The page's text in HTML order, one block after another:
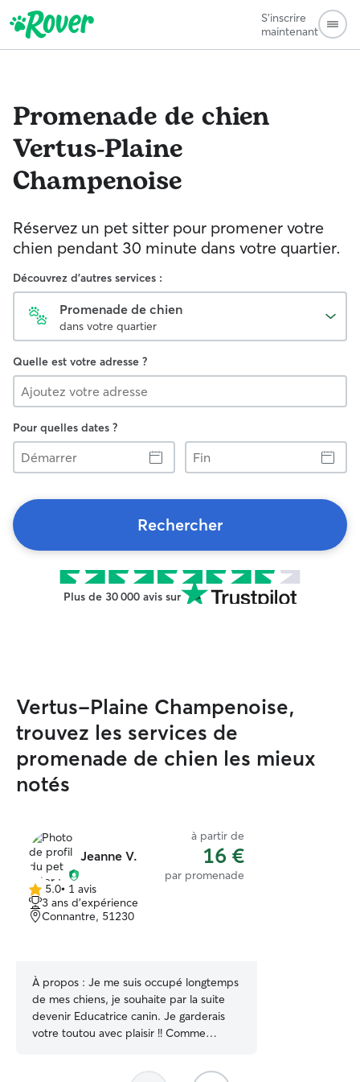
S'inscrire
maintenant
Promenade de chien
Vertus-Plaine
Champenoise
Réservez un pet sitter pour promener votre
chien pendant 30 minute dans votre quartier.
Découvrez d'autres services :
Promenade de chien
dans votre quartier
Quelle est votre adresse ?
Pour quelles dates ?
Démarrer
Fin
Rechercher
Plus de 30 000 avis sur
Vertus-Plaine Champenoise,
trouvez les services de
promenade de chien les mieux
notés
Jeanne V.
à partir de
16 €
par promenade
5.0 étoile(s)
sur
5
5.0• 1 avis
3 ans d'expérience
Connantre, 51230
À propos : Je me suis occupé longtemps
de mes chiens, je souhaite par la suite
devenir Educatrice canin. Je garderais
votre toutou avec plaisir !! Comme